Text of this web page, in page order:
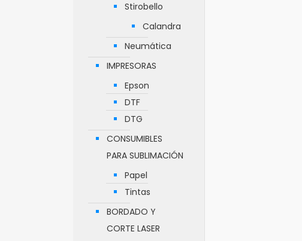
Stirobello
Calandra
Neumática
IMPRESORAS
Epson
DTF
DTG
CONSUMIBLES
PARA SUBLIMACIÓN
Papel
Tintas
BORDADO Y
CORTE LASER